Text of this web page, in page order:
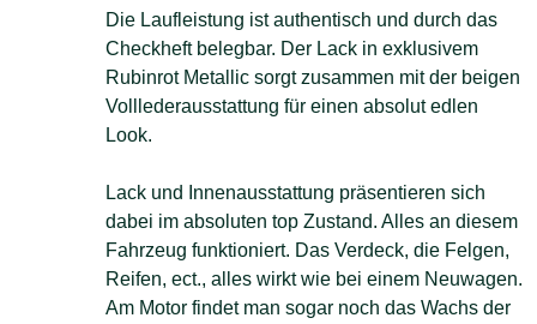
Die Laufleistung ist authentisch und durch das
Checkheft belegbar. Der Lack in exklusivem
Rubinrot Metallic sorgt zusammen mit der beigen
Volllederausstattung für einen absolut edlen
Look.
Lack und Innenausstattung präsentieren sich
dabei im absoluten top Zustand. Alles an diesem
Fahrzeug funktioniert. Das Verdeck, die Felgen,
Reifen, ect., alles wirkt wie bei einem Neuwagen.
Am Motor findet man sogar noch das Wachs der